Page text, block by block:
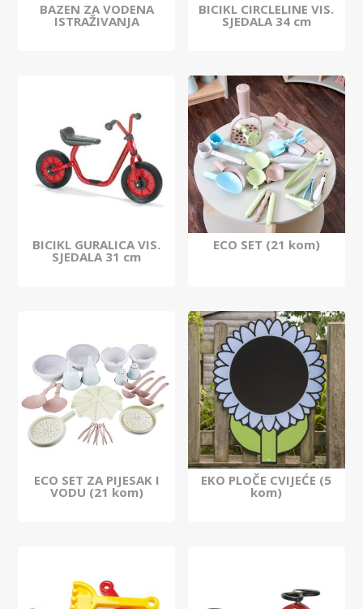
BAZEN ZA VODENA
ISTRAŽIVANJA
BICIKL CIRCLELINE VIS.
SJEDALA 34 cm
BICIKL GURALICA VIS.
SJEDALA 31 cm
ECO SET (21 kom)
ECO SET ZA PIJESAK I
VODU (21 kom)
EKO PLOČE CVIJEĆE (5
kom)